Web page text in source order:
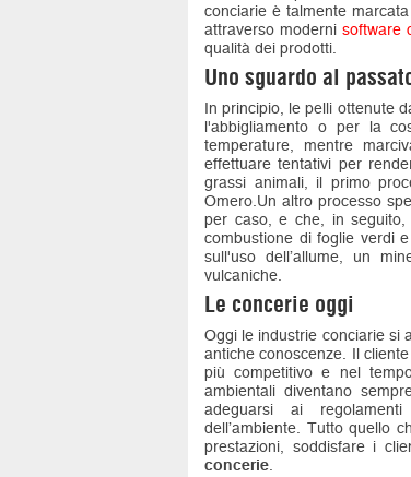
conciarie è talmente
attraverso moderni software
qualità dei prodotti.
Uno sguardo al
In principio, le pelli ottenute
l'abbigliamento o per la
temperature, mentre
effettuare tentativi per
grassi animali, il primo
Omero.Un altro processo
per caso, e che, in
combustione di foglie verdi
sull'uso dell’allume, un
vulcaniche.
Le concerie oggi
Oggi le industrie conciarie si
antiche conoscenze. Il
più competitivo e nel
ambientali diventano
adeguarsi ai
dell’ambiente. Tutto quello
prestazioni, soddisfare i
concerie.